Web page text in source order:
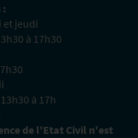
:
et jeudi
à 17h30
à 17h
de l'Etat Civil n'est